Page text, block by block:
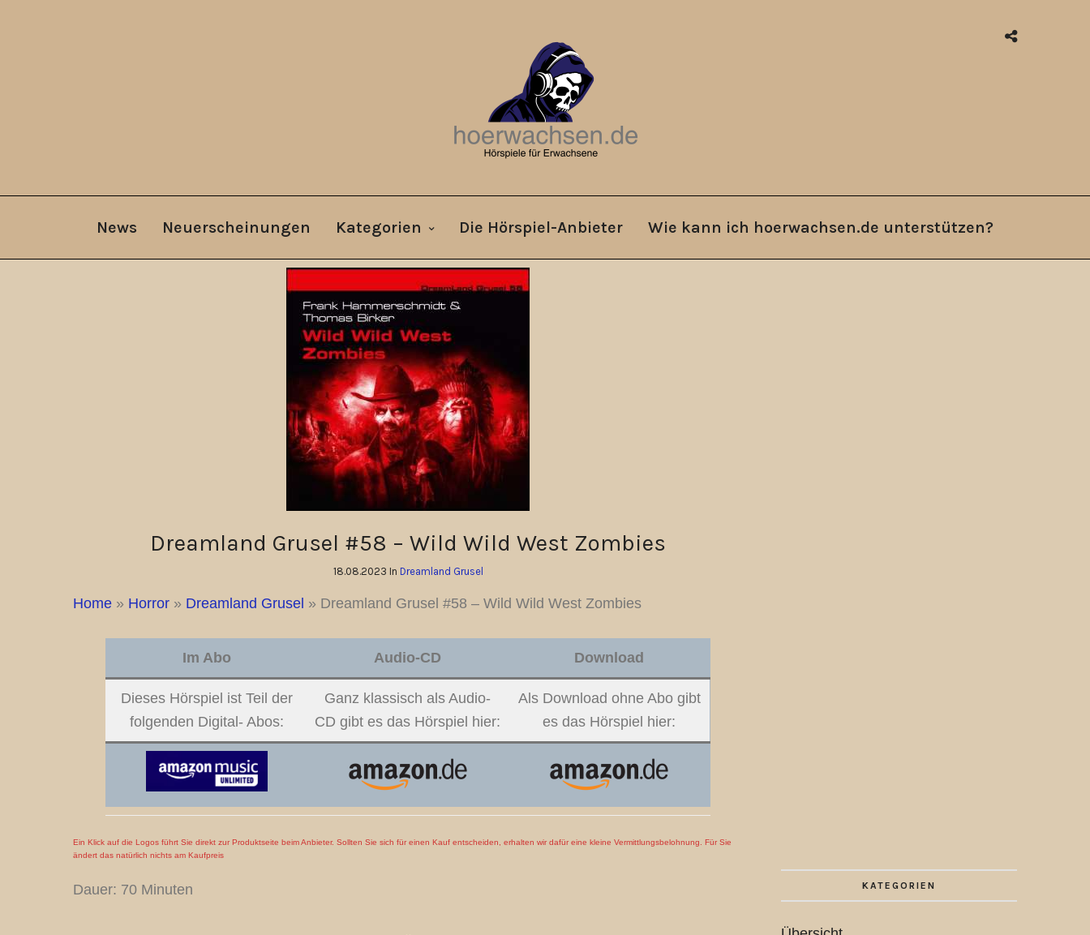
News Neuerscheinungen Kategorien Die Hörspiel-Anbieter Wie kann ich hoerwachsen.de unterstützen?
Dreamland Grusel #58 – Wild Wild West Zombies
18.08.2023 In Dreamland Grusel
Home » Horror » Dreamland Grusel » Dreamland Grusel #58 – Wild Wild West Zombies
Im Abo Audio-CD Download
Dieses Hörspiel ist Teil der
folgenden Digital- Abos:
Ganz klassisch als Audio-
CD gibt es das Hörspiel hier:
Als Download ohne Abo gibt
es das Hörspiel hier:
Ein Klick auf die Logos führt Sie direkt zur Produktseite beim Anbieter. Sollten Sie sich für einen Kauf entscheiden, erhalten wir dafür eine kleine Vermittlungsbelohnung. Für Sie
ändert das natürlich nichts am Kaufpreis
Dauer: 70 Minuten KATEGORIEN